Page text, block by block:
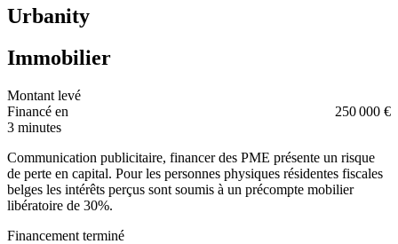
Urbanity
Immobilier
Montant levé
250 000 €
Financé en
3 minutes
Communication publicitaire, financer des PME présente un risque
de perte en capital. Pour les personnes physiques résidentes fiscales
belges les intérêts perçus sont soumis à un précompte mobilier
libératoire de 30%.
Financement terminé